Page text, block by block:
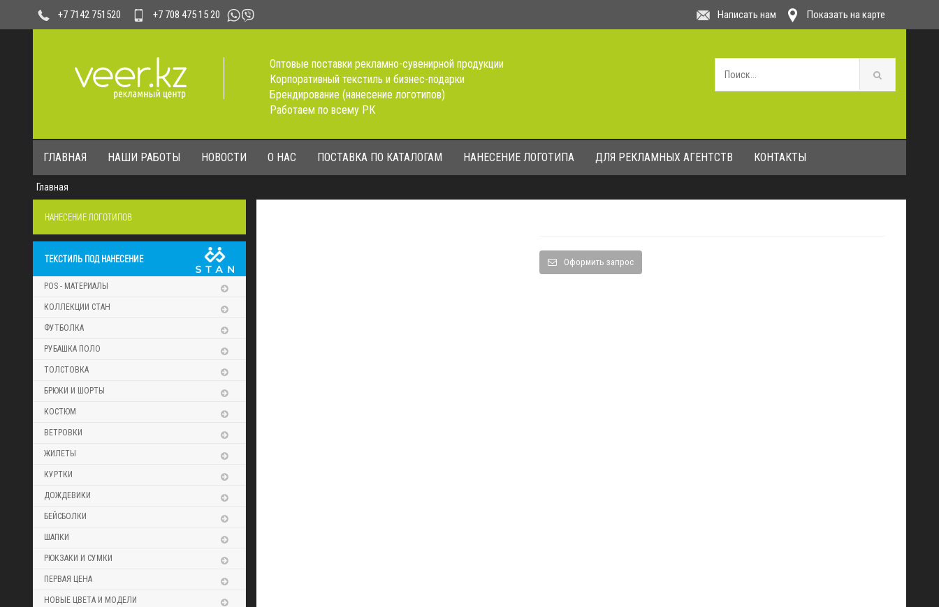
+7 7142 751520 +7 708 475 15 20 Написать нам Показать на карте
Оптовые поставки рекламно-сувенирной продукции
Корпоративный текстиль и бизнес-подарки
Брендирование (нанесение логотипов)
Работаем по всему РК
ГЛАВНАЯ НАШИ РАБОТЫ НОВОСТИ О НАС ПОСТАВКА ПО КАТАЛОГАМ НАНЕСЕНИЕ ЛОГОТИПА ДЛЯ РЕКЛАМНЫХ АГЕНТСТВ КОНТАКТЫ
Главная
НАНЕСЕНИЕ ЛОГОТИПОВ
ТЕКСТИЛЬ ПОД НАНЕСЕНИЕ
POS - МАТЕРИАЛЫ
КОЛЛЕКЦИИ СТАН
ФУТБОЛКА
РУБАШКА ПОЛО
ТОЛСТОВКА
БРЮКИ И ШОРТЫ
КОСТЮМ
ВЕТРОВКИ
ЖИЛЕТЫ
КУРТКИ
ДОЖДЕВИКИ
БЕЙСБОЛКИ
ШАПКИ
РЮКЗАКИ И СУМКИ
ПЕРВАЯ ЦЕНА
НОВЫЕ ЦВЕТА И МОДЕЛИ
Оформить запрос